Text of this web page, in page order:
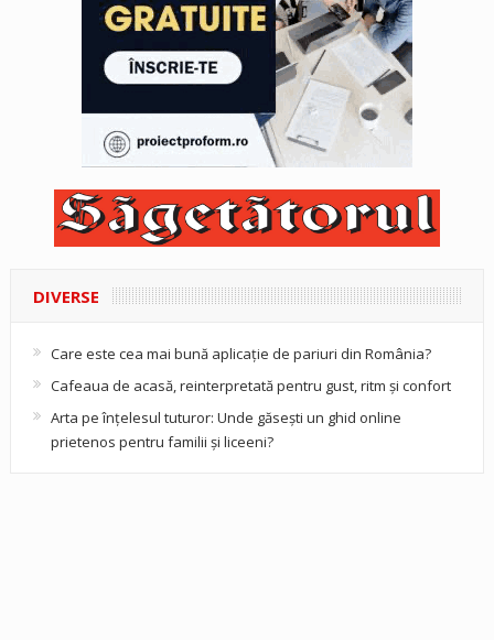
DIVERSE
Care este cea mai bună aplicație de pariuri din România?
Cafeaua de acasă, reinterpretată pentru gust, ritm și confort
Arta pe înțelesul tuturor: Unde găsești un ghid online
prietenos pentru familii și liceeni?